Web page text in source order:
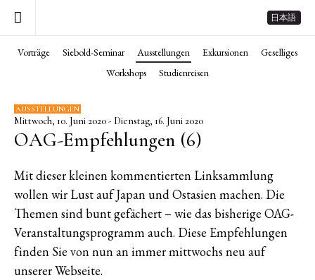
日本語
Vorträge Siebold-Seminar Ausstellungen Exkursionen
Geselliges
Workshops
Studienreisen
AUSSTELLUNGEN
Mittwoch, 10. Juni 2020 - Dienstag, 16. Juni 2020
OAG-Empfehlungen (6)
Mit dieser kleinen kommentierten Linksammlung
wollen wir Lust auf Japan und Ostasien machen. Die
Themen sind bunt gefächert – wie das bisherige OAG-
Veranstaltungsprogramm auch. Diese Empfehlungen
finden Sie von nun an immer mittwochs neu auf
unserer Webseite.